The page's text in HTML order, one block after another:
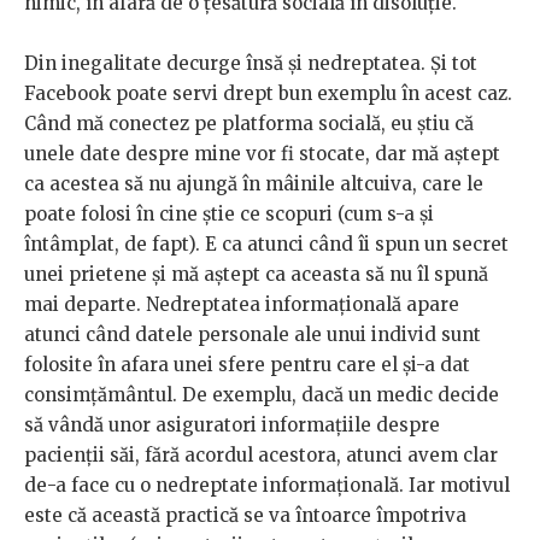
Din inegalitate decurge însă și nedreptatea. Și tot
Facebook poate servi drept bun exemplu în acest caz.
Când mă conectez pe platforma socială, eu știu că
unele date despre mine vor fi stocate, dar mă aștept
ca acestea să nu ajungă în mâinile altcuiva, care le
poate folosi în cine știe ce scopuri (cum s-a și
întâmplat, de fapt). E ca atunci când îi spun un secret
unei prietene și mă aștept ca aceasta să nu îl spună
mai departe. Nedreptatea informațională apare
atunci când datele personale ale unui individ sunt
folosite în afara unei sfere pentru care el și-a dat
consimțământul. De exemplu, dacă un medic decide
să vândă unor asiguratori informațiile despre
pacienții săi, fără acordul acestora, atunci avem clar
de-a face cu o nedreptate informațională. Iar motivul
este că această practică se va întoarce împotriva